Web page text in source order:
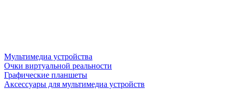
Мультимедиа устройства
Очки виртуальной реальности
Графические планшеты
Аксессуары для мультимедиа устройств